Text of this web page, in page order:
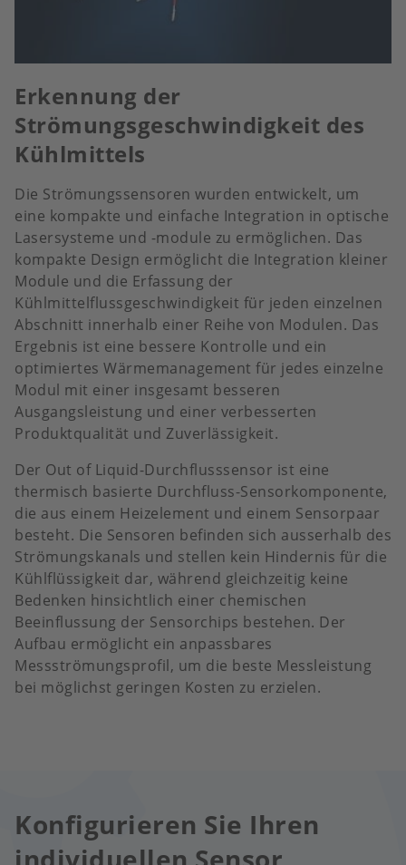
Erkennung der
Strömungsgeschwindigkeit des
Kühlmittels
Die Strömungssensoren wurden entwickelt, um
eine kompakte und einfache Integration in optische
Lasersysteme und -module zu ermöglichen. Das
kompakte Design ermöglicht die Integration kleiner
Module und die Erfassung der
Kühlmittelflussgeschwindigkeit für jeden einzelnen
Abschnitt innerhalb einer Reihe von Modulen. Das
Ergebnis ist eine bessere Kontrolle und ein
optimiertes Wärmemanagement für jedes einzelne
Modul mit einer insgesamt besseren
Ausgangsleistung und einer verbesserten
Produktqualität und Zuverlässigkeit.
Der Out of Liquid-Durchflusssensor ist eine
thermisch basierte Durchfluss-Sensorkomponente,
die aus einem Heizelement und einem Sensorpaar
besteht. Die Sensoren befinden sich ausserhalb des
Strömungskanals und stellen kein Hindernis für die
Kühlflüssigkeit dar, während gleichzeitig keine
Bedenken hinsichtlich einer chemischen
Beeinflussung der Sensorchips bestehen. Der
Aufbau ermöglicht ein anpassbares
Messströmungsprofil, um die beste Messleistung
bei möglichst geringen Kosten zu erzielen.
Konfigurieren Sie Ihren